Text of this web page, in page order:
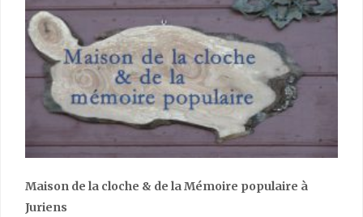
Maison de la cloche & de la Mémoire populaire à
Juriens